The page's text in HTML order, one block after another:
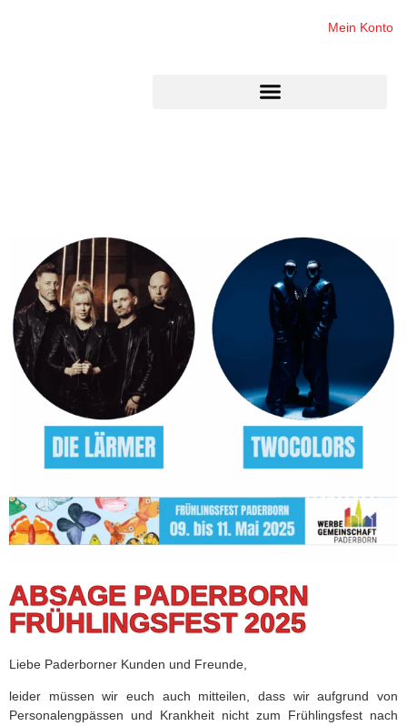
Mein Konto
ABSAGE PADERBORN
FRÜHLINGSFEST 2025
Liebe Paderborner Kunden und Freunde,
leider müssen wir euch auch mitteilen, dass wir aufgrund von
Personalengpässen und Krankheit nicht zum Frühlingsfest nach